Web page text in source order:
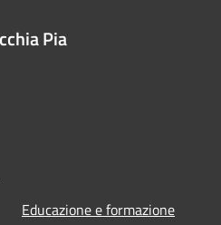
Pia
Educazione e formazione